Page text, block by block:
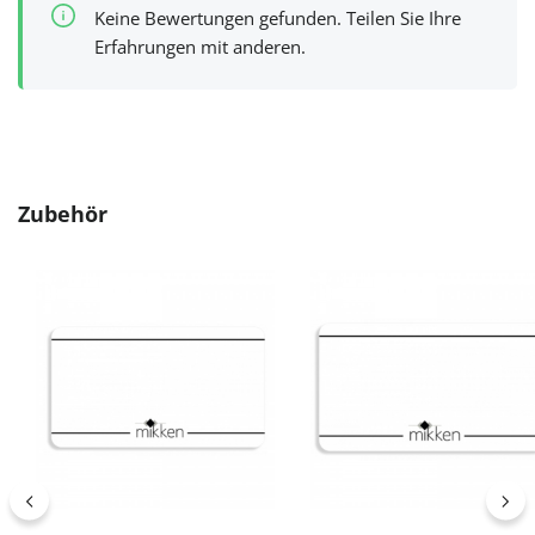
Keine Bewertungen gefunden. Teilen Sie Ihre
Erfahrungen mit anderen.
Produktgalerie überspringen
Zubehör